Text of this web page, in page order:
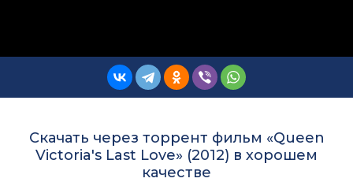
Скачать через торрент фильм «Queen
Victoria's Last Love» (2012) в хорошем
качестве